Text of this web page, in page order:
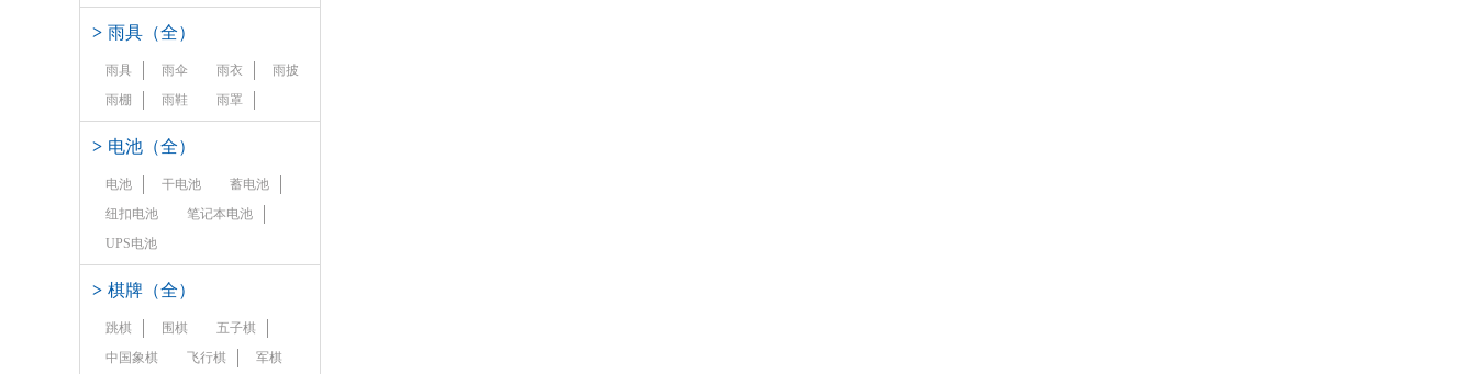
> 雨具（全）
雨具 雨伞 雨衣
雨披
雨棚
雨鞋 雨罩
> 电池（全）
电池 干电池
蓄电池
纽扣电池
笔记本电池
UPS电池
> 棋牌（全）
跳棋 围棋
五子棋
中国象棋
飞行棋
军棋